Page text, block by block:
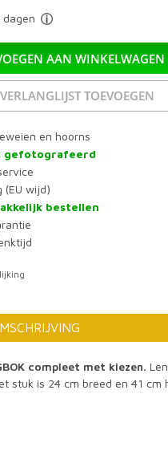
dagen
AAN WINKELWAGEN
TOEVOEGEN
en hoorns
gefotografeerd
(EU wijd)
bestellen
compleet met kiezen.
stuk is 24 cm breed en 41 cm